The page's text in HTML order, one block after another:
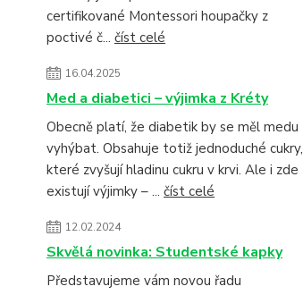
certifikované Montessori houpačky z
poctivé č... číst celé
16.04.2025
Med a diabetici – výjimka z Kréty
Obecně platí, že diabetik by se měl medu
vyhýbat. Obsahuje totiž jednoduché cukry,
které zvyšují hladinu cukru v krvi. Ale i zde
existují výjimky – ... číst celé
12.02.2024
Skvělá novinka: Studentské kapky
Představujeme vám novou řadu